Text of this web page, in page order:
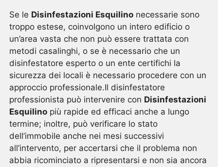
Se le Disinfestazioni Esquilino necessarie sono
troppo estese, coinvolgono un intero edificio o
un’area vasta che non può essere trattata con
metodi casalinghi, o se è necessario che un
disinfestatore esperto o un ente certifichi la
sicurezza dei locali è necessario procedere con un
approccio professionale.Il disinfestatore
professionista può intervenire con Disinfestazioni
Esquilino più rapide ed efficaci anche a lungo
termine; inoltre, può verificare lo stato
dell’immobile anche nei mesi successivi
all’intervento, per accertarsi che il problema non
abbia ricominciato a ripresentarsi e non sia ancora